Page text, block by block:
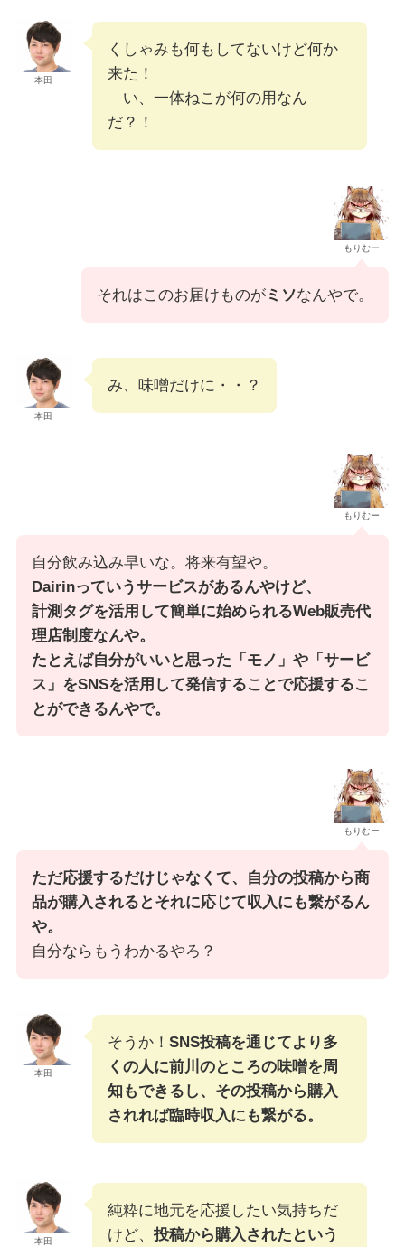
本田
くしゃみも何もしてないけど何か
来た！
い、一体ねこが何の用なん
だ？！
もりむー
それはこのお届けものが ミソなんやで。
本田
み、味噌だけに・・？
もりむー
自分飲み込み早いな。将来有望や。
Dairinっていうサービスがあるんやけど、
計測タグを活用して簡単に始められるWeb販売代
理店制度なんや。
たとえば自分がいいと思った「モノ」や「サービ
ス」をSNSを活用して発信することで応援するこ
とができるんやで。
もりむー
ただ応援するだけじゃなくて、自分の投稿から商
品が購入されるとそれに応じて収入にも繋がるん
や。
自分ならもうわかるやろ？
本田
そうか！ SNS投稿を通じてより多
くの人に前川のところの味噌を周
知もできるし、その投稿から購入
されれば臨時収入にも繋がる。
本田
純粋に地元を応援したい気持ちだ
けど、 投稿から購入されたという